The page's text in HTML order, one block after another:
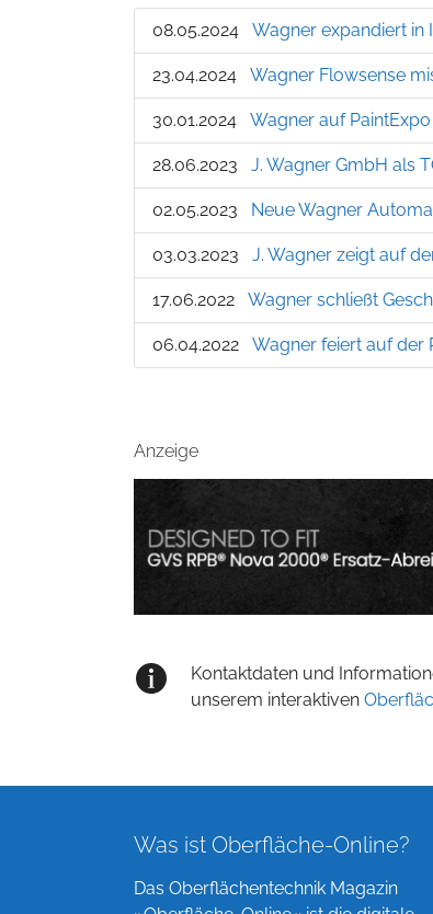
08.05.2024 Wagner expandiert in
23.04.2024 Wagner Flowsense
30.01.2024 Wagner auf
28.06.2023 J. Wagner GmbH als
02.05.2023 Neue Wagner
03.03.2023 J. Wagner zeigt auf
17.06.2022 Wagner schließt
06.04.2022 Wagner feiert auf der
Anzeige
Kontaktdaten und
unserem interaktiven
Was ist Oberfläche-Online?
Das Oberflächentechnik Magazin